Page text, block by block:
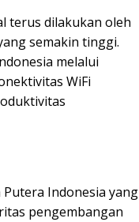
terus dilakukan oleh
semakin tinggi.
melalui
WiFi
Indonesia yang
pengembangan